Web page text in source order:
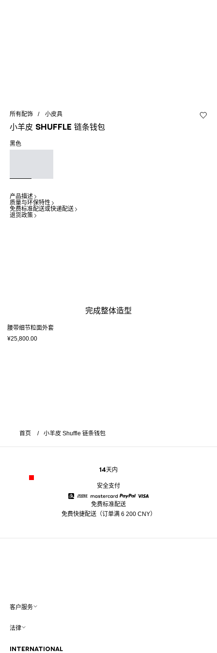
所有配饰 小皮具
小羊皮 Shuffle 链条钱包
黑色
产品描述
质量与环保特性
免费标准配送或快递配送
退货政策
完成整体造型
腰带细节粒面外套
¥25,800.00
首页 小羊皮 Shuffle 链条钱包
14天内
安全支付
American Express
Mastercard
免费标准配送
免费快捷配送（订单满 6 200 CNY）
INTERNATIONAL
客户服务
法律